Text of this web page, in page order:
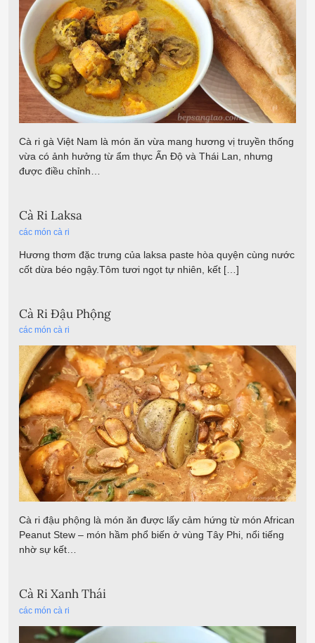
Cà ri gà Việt Nam là món ăn vừa mang hương vị truyền thống
vừa có ảnh hưởng từ ẩm thực Ấn Độ và Thái Lan, nhưng
được điều chỉnh…
Cà Ri Laksa
các món cà ri
Hương thơm đặc trưng của laksa paste hòa quyện cùng nước
cốt dừa béo ngậy.Tôm tươi ngọt tự nhiên, kết […]
Cà Ri Đậu Phộng
các món cà ri
Cà ri đậu phộng là món ăn được lấy cảm hứng từ món African
Peanut Stew – món hầm phổ biến ở vùng Tây Phi, nổi tiếng
nhờ sự kết…
Cà Ri Xanh Thái
các món cà ri